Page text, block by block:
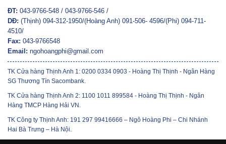
ĐT: 043-9766-548 / 043-9766-546 /
DĐ: (Thịnh) 094-312-1950/(Hoàng Anh) 091-506- 4596/(Phi) 094-711-
4510/
Fax: 043-9766548
Email: ngohoangphi@gmail.com
TK Cửa hàng Thịnh Anh 1: 0200 0334 0903 - Hoàng Thị Thịnh - Ngân Hàng
SG Thương Tín Sacombank.
TK Cửa hàng Thịnh Anh 2: 1100 1011 899584 - Hoàng Thị Thịnh - Ngân
Hàng TMCP Hàng Hải VN.
TK Công ty Thịnh Anh: 191 297 99416666 – Ngô Hoàng Phi – Chi Nhánh
Hai Bà Trưng – Hà Nội.